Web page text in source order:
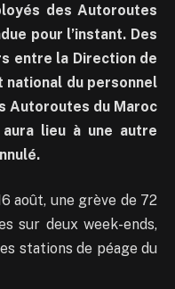
des Autoroutes
pour l’instant. Des
entre la Direction de
national du personnel
Autoroutes du Maroc
lieu à une autre
août, une grève de 72
sur deux week-ends,
stations de péage du